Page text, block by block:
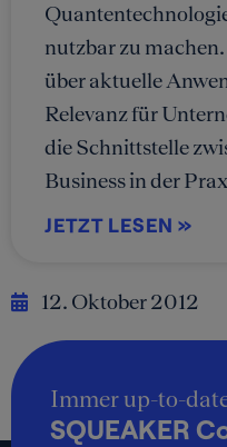
nutzbar zu
über aktuelle
Relevanz für
die Schnittstelle
Business in der
JETZT LESEN »
12. Oktober 2012
Immer up-to-
SQUEAKER